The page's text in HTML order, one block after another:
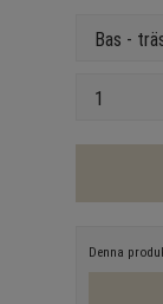
Denna